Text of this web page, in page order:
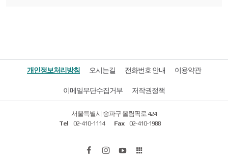
개인정보처리방침 오시는길 전화번호 안내 이용약관
이메일무단수집거부 저작권정책
서울특별시 송파구 올림픽로 424
Tel
02-410-1114 Fax 02-410-1988
페 인 유